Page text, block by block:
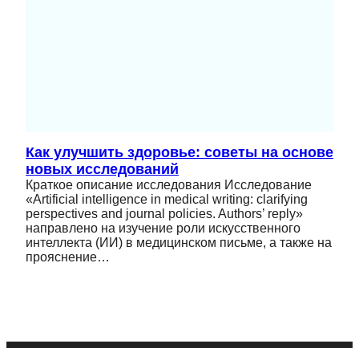
Как улучшить здоровье: советы на основе
новых исследований
Краткое описание исследования Исследование
«Artificial intelligence in medical writing: clarifying
perspectives and journal policies. Authors’ reply»
направлено на изучение роли искусственного
интеллекта (ИИ) в медицинском письме, а также на
прояснение…